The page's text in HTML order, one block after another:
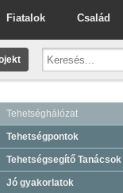
Család
Fiatalok
Tehetséghálózat
Tehetségpontok
Tehetségsegítő Tanácsok
Jó gyakorlatok